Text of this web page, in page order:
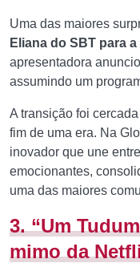
Uma das maiores
Eliana do SBT para
apresentadora
assumindo um
A transição foi
fim de uma era. Na
inovador que une
emocionantes,
uma das maiores
3. “Um
mimo da